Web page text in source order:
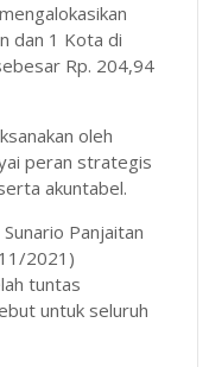
dan 1 Kota di
Rp. 204,94
oleh
peran strategis
akuntabel.
Panjaitan
2021)
tuntas
untuk seluruh